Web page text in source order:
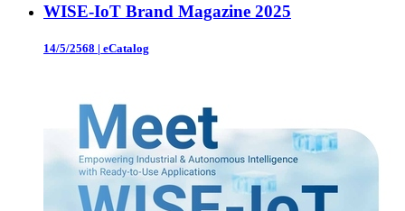
WISE-IoT Brand Magazine 2025
14/5/2568 | eCatalog